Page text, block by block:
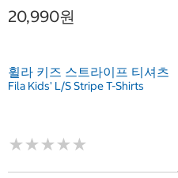
20,990원
휠라 키즈 스트라이프 티셔츠
Fila Kids' L/S Stripe T-Shirts
★★★★★
★★★★★